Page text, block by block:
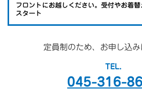
フロントにお越しください。受付やお着
スタート
定員制のため、お申し込
TEL.
045-316-